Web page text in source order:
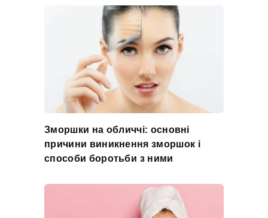
Зморшки на обличчі: основні
причини виникнення зморшок і
способи боротьби з ними